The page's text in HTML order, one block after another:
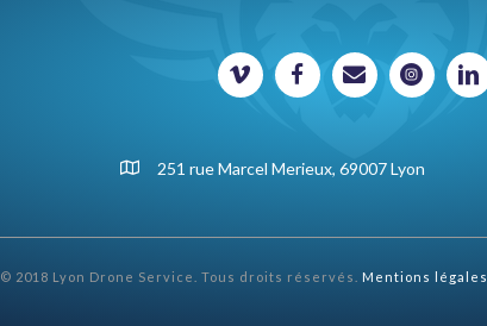
251 rue Marcel Merieux, 69007 Lyon
© 2018 Lyon Drone Service. Tous droits réservés. Mentions légales